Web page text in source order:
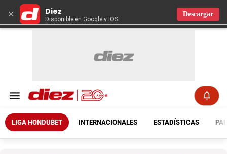
× Diez
Disponible en Google y IOS
Descargar
LIGA HONDUBET INTERNACIONALES ESTADÍSTICAS